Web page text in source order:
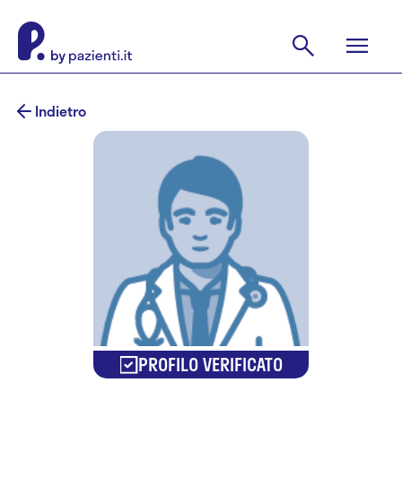
Indietro
PROFILO VERIFICATO